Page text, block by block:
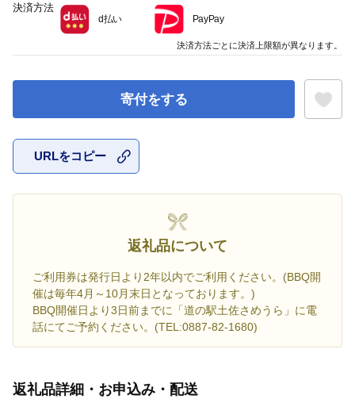
寄付をする
URLをコピー
返礼品について
ご利用券は発行日より2年以内でご利用ください。(BBQ開
催は毎年4月～10月末日となっております。)
BBQ開催日より3日前までに「道の駅土佐さめうら」に電
話にてご予約ください。(TEL:0887-82-1680)
返礼品詳細・お申込み・配送
決済方法
d払い PayPay
決済方法ごとに決済上限額が異なります。